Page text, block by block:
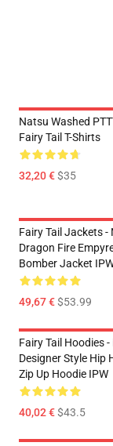
Natsu Washed
Fairy Tail T-Shirts
32,20 €$35
Fairy Tail Jackets -
Dragon Fire
Bomber Jacket
49,67 €$53.99
Fairy Tail Hoodies
Designer Style Hip
Zip Up Hoodie IPW
40,02 €$43.5